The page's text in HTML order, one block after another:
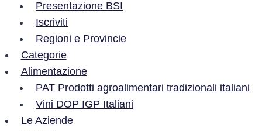
Presentazione BSI
Iscriviti
Regioni e Provincie
Categorie
Alimentazione
PAT Prodotti agroalimentari tradizionali italiani
Vini DOP IGP Italiani
Le Aziende